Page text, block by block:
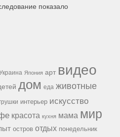
показало
Япония арт видео
дом еда животные
интерьер искусство
красота кухня мама мир
остров отдых понедельник